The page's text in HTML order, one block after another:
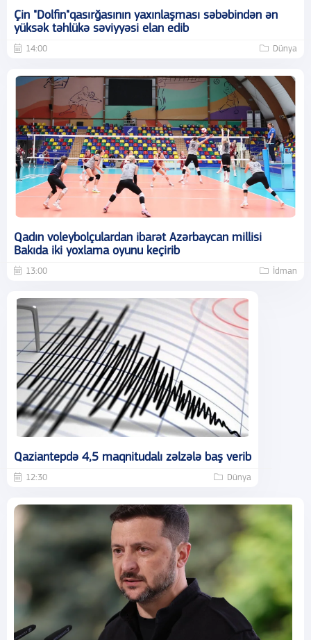
Çin "Dolfin"qasırğasının yaxınlaşması səbəbindən ən
yüksək təhlükə səviyyəsi elan edib
14:00 Dünya
Qadın voleybolçulardan ibarət Azərbaycan millisi
Bakıda iki yoxlama oyunu keçirib
13:00 İdman
Qaziantepdə 4,5 maqnitudalı zəlzələ baş verib
12:30 Dünya